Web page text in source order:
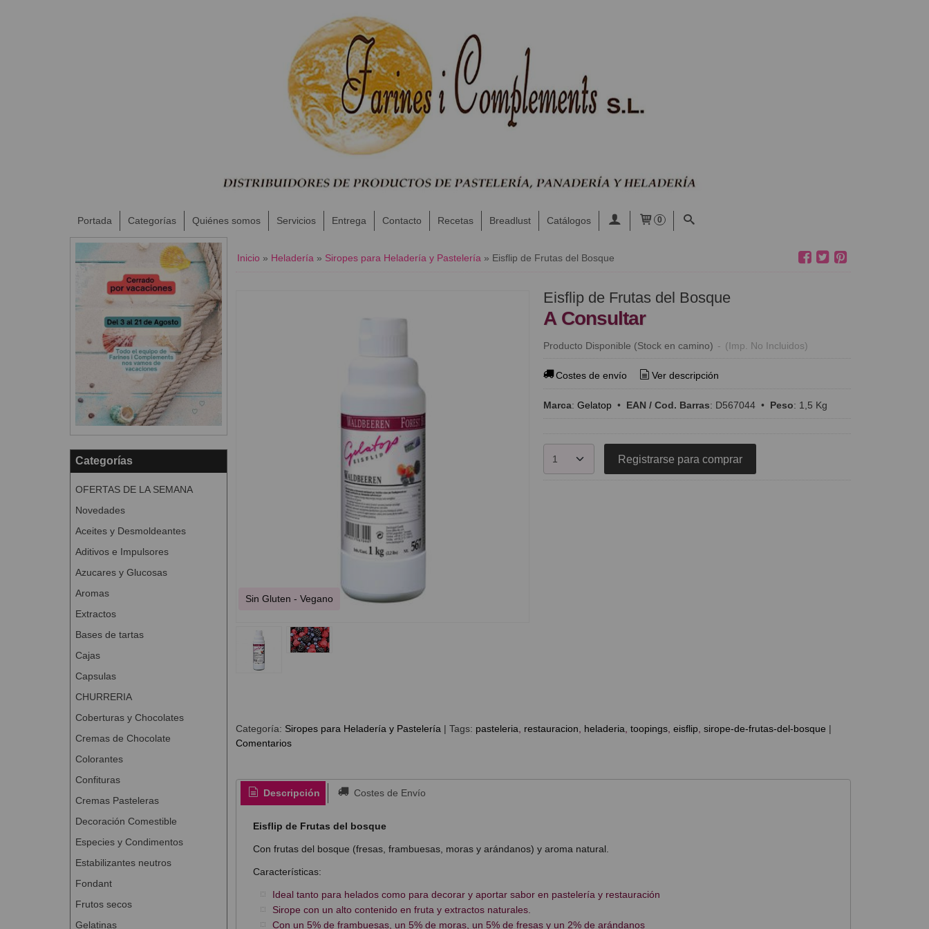
Portada Categorías Quiénes somos Servicios Entrega Contacto Recetas Breadlust Catálogos 0
Categorías
OFERTAS DE LA SEMANA
Novedades
Aceites y Desmoldeantes
Aditivos e Impulsores
Azucares y Glucosas
Aromas
Extractos
Bases de tartas
Cajas
Capsulas
CHURRERIA
Coberturas y Chocolates
Cremas de Chocolate
Colorantes
Confituras
Cremas Pasteleras
Decoración Comestible
Especies y Condimentos
Estabilizantes neutros
Fondant
Frutos secos
Gelatinas
Inicio » Heladería » Siropes para Heladería y Pastelería » Eisflip de Frutas del Bosque
Sin Gluten - Vegano
Eisflip de Frutas del Bosque
A Consultar
Producto Disponible (Stock en camino) - (Imp. No Incluidos)
Costes de envío Ver descripción
Marca: Gelatop• EAN / Cod. Barras: D567044• Peso: 1,5 Kg
Registrarse para comprar
Categoría: Siropes para Heladería y Pastelería | Tags: pasteleria restauracion heladeria toopings eisflip sirope-de-frutas-del-bosque |
Comentarios
Descripción Costes de Envío
Eisflip de Frutas del bosque
Con frutas del bosque (fresas, frambuesas, moras y arándanos) y aroma natural.
Características:
Ideal tanto para helados como para decorar y aportar sabor en pastelería y restauración
Sirope con un alto contenido en fruta y extractos naturales.
Con un 5% de frambuesas, un 5% de moras, un 5% de fresas y un 2% de arándanos